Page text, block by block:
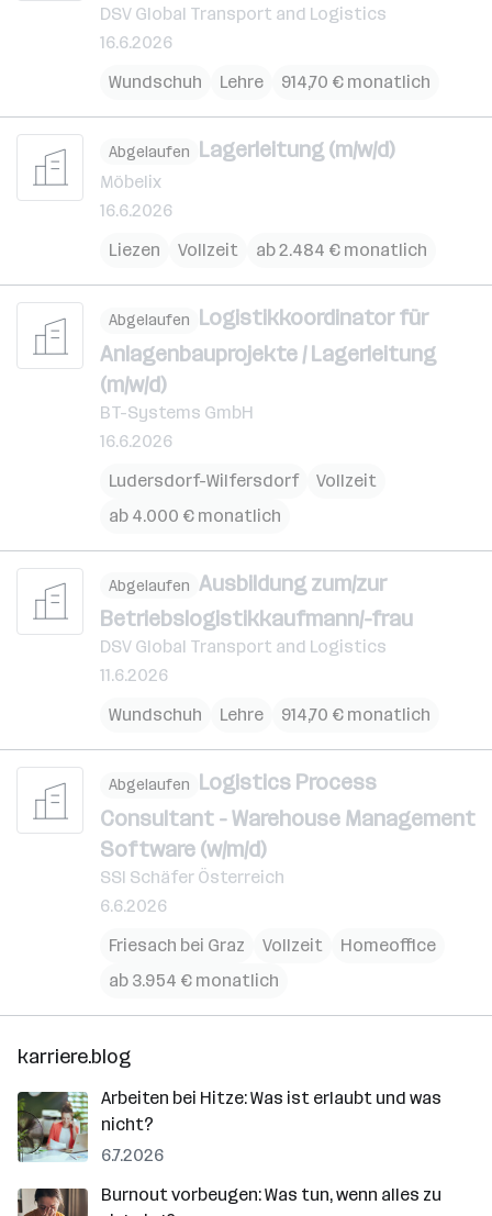
DSV Global Transport and Logistics
16.6.2026
Wundschuh
Lehre 914,70 € monatlich
Abgelaufen Lagerleitung (m/w/d)
Möbelix
16.6.2026
Liezen
Vollzeit ab 2.484 € monatlich
Abgelaufen Logistikkoordinator für
Anlagenbauprojekte / Lagerleitung
(m/w/d)
BT-Systems GmbH
16.6.2026
Ludersdorf-Wilfersdorf
Vollzeit
ab 4.000 € monatlich
Abgelaufen Ausbildung zum/zur
Betriebslogistikkaufmann/-frau
DSV Global Transport and Logistics
11.6.2026
Wundschuh
Lehre 914,70 € monatlich
Abgelaufen Logistics Process
Consultant - Warehouse Management
Software (w/m/d)
SSI Schäfer Österreich
6.6.2026
Friesach bei Graz
Vollzeit
Homeoffice
ab 3.954 € monatlich
karriere.blog
Arbeiten bei Hitze: Was ist erlaubt und was
nicht?
6.7.2026
Burnout vorbeugen: Was tun, wenn alles zu